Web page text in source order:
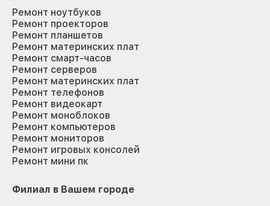
Ремонт ноутбуков
Ремонт проекторов
Ремонт планшетов
Ремонт материнских плат
Ремонт смарт-часов
Ремонт серверов
Ремонт материнских плат
Ремонт телефонов
Ремонт видеокарт
Ремонт моноблоков
Ремонт компьютеров
Ремонт мониторов
Ремонт игровых консолей
Ремонт мини пк
Филиал в Вашем городе